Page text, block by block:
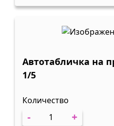
Автотабличка на
1/5
Количество
- +